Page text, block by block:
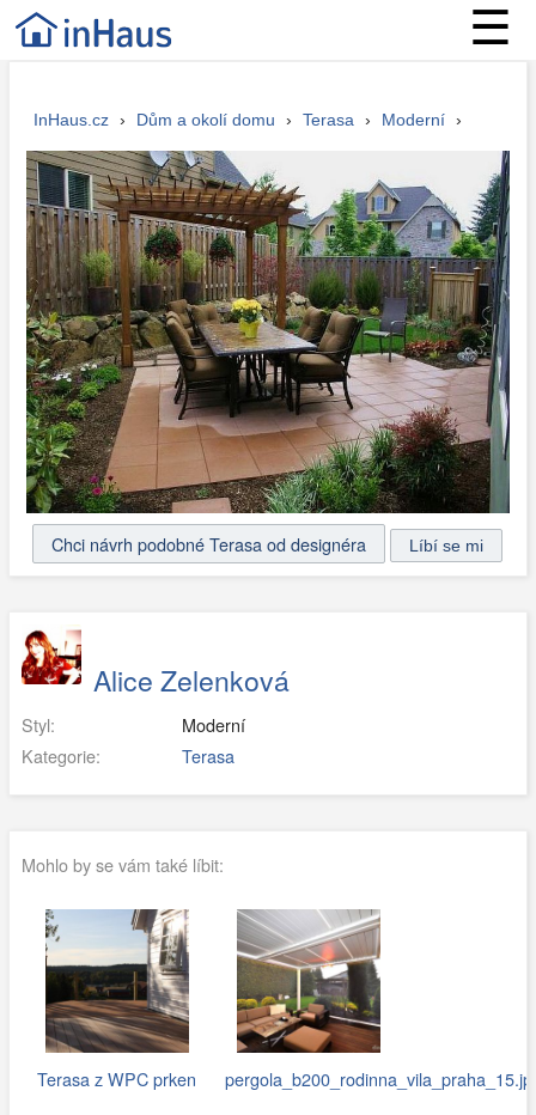
☰
InHaus.cz › Dům a okolí domu › Terasa › Moderní ›
Chci návrh podobné Terasa od designéra
Alice Zelenková
Styl:
Moderní
Kategorie:
Terasa
Mohlo by se vám také líbit:
Terasa z WPC prken